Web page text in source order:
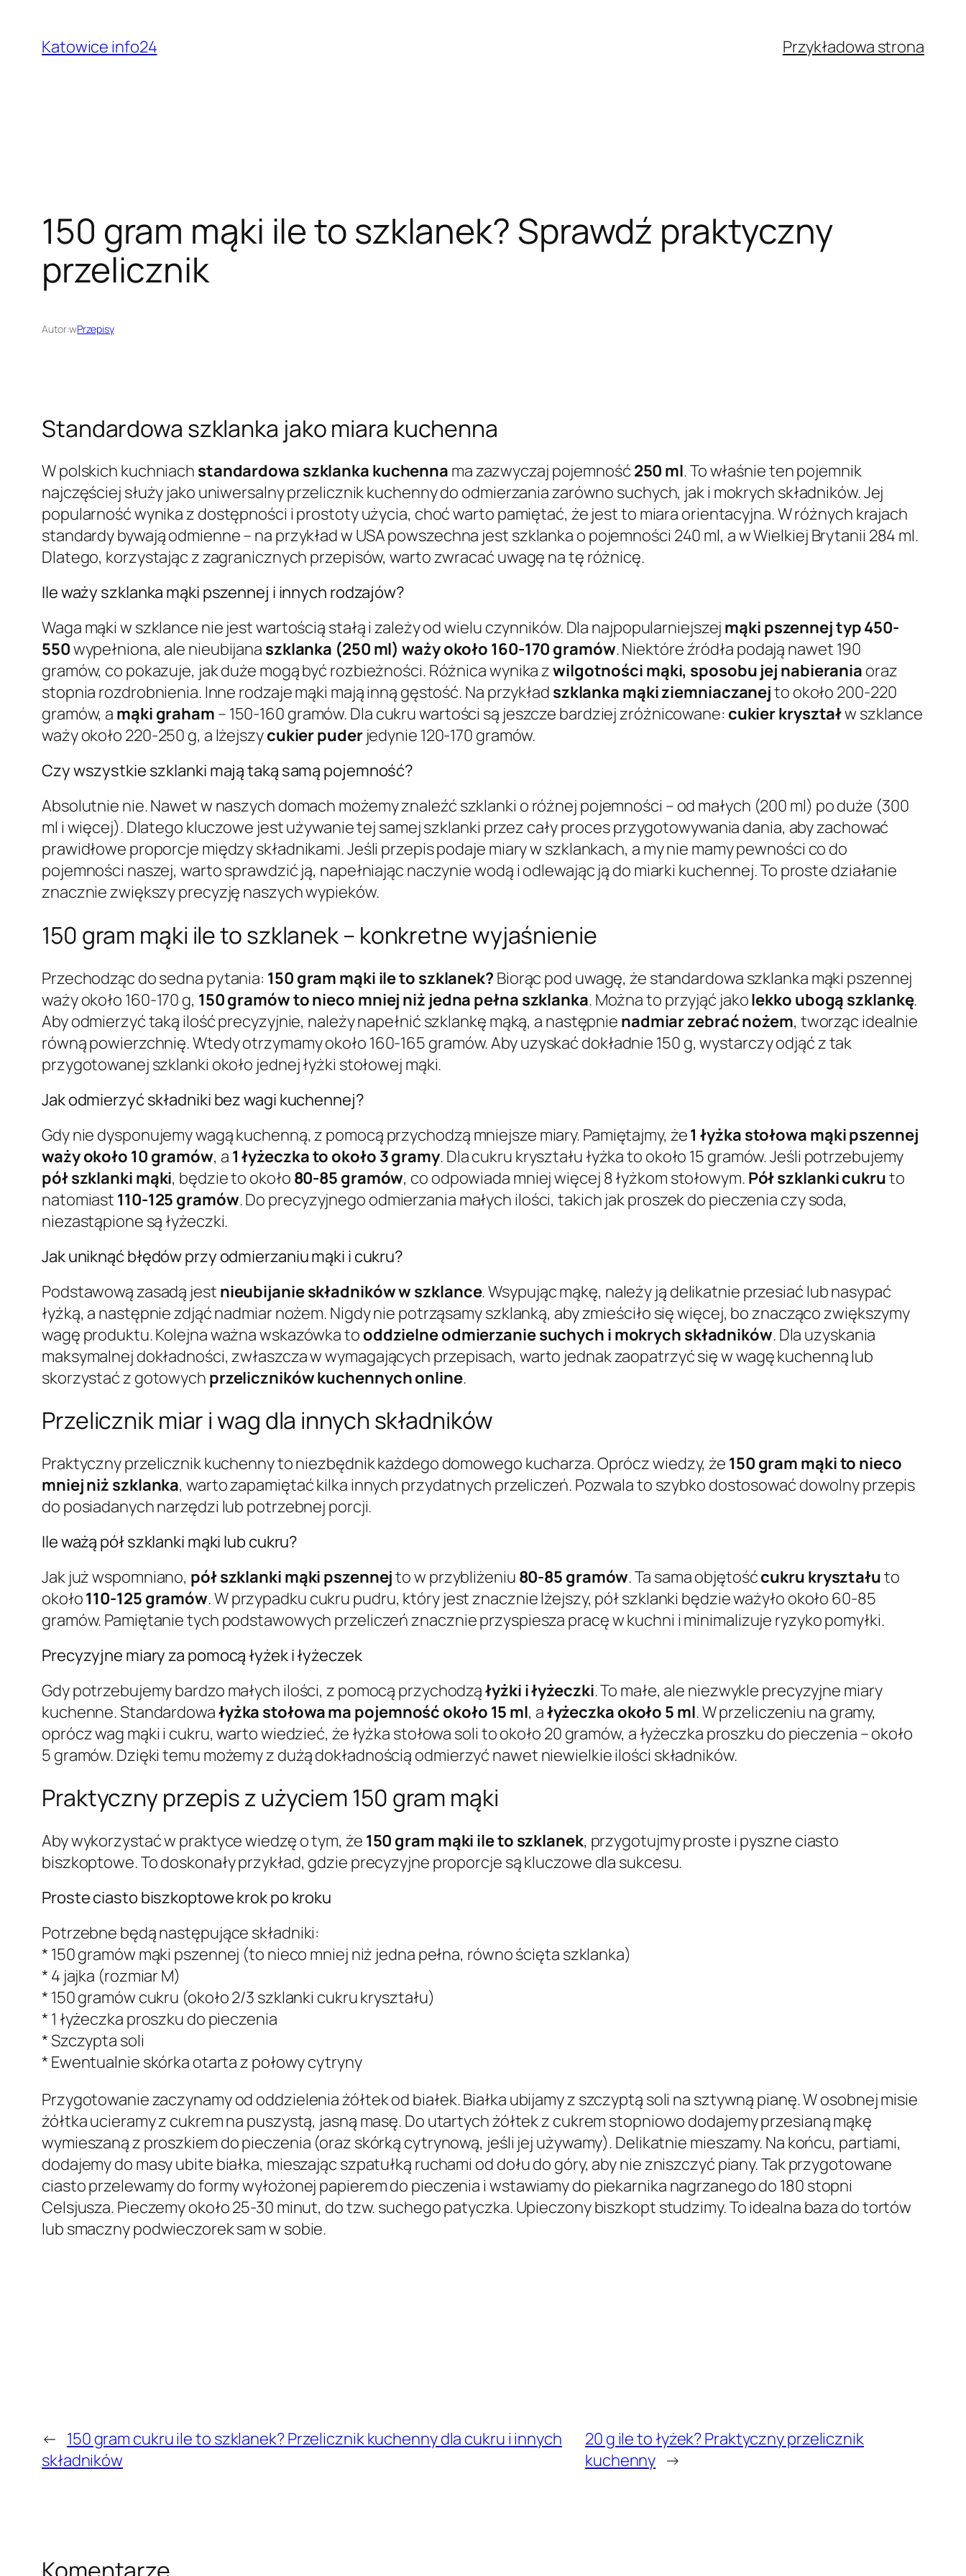
treści
Katowice info24 Przykładowa strona
150 gram mąki ile to szklanek? Sprawdź praktyczny
przelicznik
Autor:wPrzepisy
Standardowa szklanka jako miara kuchenna
W polskich kuchniach standardowa szklanka kuchenna ma zazwyczaj pojemność 250 ml. To właśnie ten pojemnik
najczęściej służy jako uniwersalny przelicznik kuchenny do odmierzania zarówno suchych, jak i mokrych składników. Jej
popularność wynika z dostępności i prostoty użycia, choć warto pamiętać, że jest to miara orientacyjna. W różnych krajach
standardy bywają odmienne – na przykład w USA powszechna jest szklanka o pojemności 240 ml, a w Wielkiej Brytanii 284 ml.
Dlatego, korzystając z zagranicznych przepisów, warto zwracać uwagę na tę różnicę.
Ile waży szklanka mąki pszennej i innych rodzajów?
Waga mąki w szklance nie jest wartością stałą i zależy od wielu czynników. Dla najpopularniejszej mąki pszennej typ 450-
550wypełniona, ale nieubijana szklanka (250 ml) waży około 160-170 gramów. Niektóre źródła podają nawet 190
gramów, co pokazuje, jak duże mogą być rozbieżności. Różnica wynika zwilgotności mąki, sposobu jej nabierania oraz
stopnia rozdrobnienia. Inne rodzaje mąki mają inną gęstość. Na przykład szklanka mąki ziemniaczanejto około 200-220
gramów, a mąki graham – 150-160 gramów. Dla cukru wartości są jeszcze bardziej zróżnicowane: cukier kryształw szklance
waży około 220-250 g, a lżejszycukier puderjedynie 120-170 gramów.
Czy wszystkie szklanki mają taką samą pojemność?
Absolutnie nie. Nawet w naszych domach możemy znaleźć szklanki o różnej pojemności – od małych (200 ml) po duże (300
ml i więcej). Dlatego kluczowe jest używanie tej samej szklanki przez cały proces przygotowywania dania, aby zachować
prawidłowe proporcje między składnikami. Jeśli przepis podaje miary w szklankach, a my nie mamy pewności co do
pojemności naszej, warto sprawdzić ją, napełniając naczynie wodą i odlewając ją do miarki kuchennej. To proste działanie
znacznie zwiększy precyzję naszych wypieków.
150 gram mąki ile to szklanek – konkretne wyjaśnienie
Przechodząc do sedna pytania: 150 gram mąki ile to szklanek? Biorąc pod uwagę, że standardowa szklanka mąki pszennej
waży około 160-170 g, 150 gramów to nieco mniej niż jedna pełna szklanka. Można to przyjąć jakolekko ubogą szklankę.
Aby odmierzyć taką ilość precyzyjnie, należy napełnić szklankę mąką, a następnie nadmiar zebrać nożem, tworząc idealnie
równą powierzchnię. Wtedy otrzymamy około 160-165 gramów. Aby uzyskać dokładnie 150 g, wystarczy odjąć z tak
przygotowanej szklanki około jednej łyżki stołowej mąki.
Jak odmierzyć składniki bez wagi kuchennej?
Gdy nie dysponujemy wagą kuchenną, z pomocą przychodzą mniejsze miary. Pamiętajmy, że1 łyżka stołowa mąki pszennej
waży około 10 gramów, a 1 łyżeczka to około 3 gramy. Dla cukru kryształu łyżka to około 15 gramów. Jeśli potrzebujemy
pół szklanki mąki, będzie to około 80-85 gramów, co odpowiada mniej więcej 8 łyżkom stołowym. Pół szklanki cukruto
natomiast 110-125 gramów. Do precyzyjnego odmierzania małych ilości, takich jak proszek do pieczenia czy soda,
niezastąpione są łyżeczki.
Jak uniknąć błędów przy odmierzaniu mąki i cukru?
Podstawową zasadą jest nieubijanie składników w szklance. Wsypując mąkę, należy ją delikatnie przesiać lub nasypać
łyżką, a następnie zdjąć nadmiar nożem. Nigdy nie potrząsamy szklanką, aby zmieściło się więcej, bo znacząco zwiększymy
wagę produktu. Kolejna ważna wskazówka to oddzielne odmierzanie suchych i mokrych składników. Dla uzyskania
maksymalnej dokładności, zwłaszcza w wymagających przepisach, warto jednak zaopatrzyć się w wagę kuchenną lub
skorzystać z gotowych przeliczników kuchennych online.
Przelicznik miar i wag dla innych składników
Praktyczny przelicznik kuchenny to niezbędnik każdego domowego kucharza. Oprócz wiedzy, że 150 gram mąki to nieco
mniej niż szklanka, warto zapamiętać kilka innych przydatnych przeliczeń. Pozwala to szybko dostosować dowolny przepis
do posiadanych narzędzi lub potrzebnej porcji.
Ile ważą pół szklanki mąki lub cukru?
Jak już wspomniano, pół szklanki mąki pszennejto w przybliżeniu 80-85 gramów. Ta sama objętośćcukru kryształuto
około110-125 gramów. W przypadku cukru pudru, który jest znacznie lżejszy, pół szklanki będzie ważyło około 60-85
gramów. Pamiętanie tych podstawowych przeliczeń znacznie przyspiesza pracę w kuchni i minimalizuje ryzyko pomyłki.
Precyzyjne miary za pomocą łyżek i łyżeczek
Gdy potrzebujemy bardzo małych ilości, z pomocą przychodząłyżki i łyżeczki. To małe, ale niezwykle precyzyjne miary
kuchenne. Standardowałyżka stołowa ma pojemność około 15 ml, ałyżeczka około 5 ml. W przeliczeniu na gramy,
oprócz wag mąki i cukru, warto wiedzieć, że łyżka stołowa soli to około 20 gramów, a łyżeczka proszku do pieczenia – około
5 gramów. Dzięki temu możemy z dużą dokładnością odmierzyć nawet niewielkie ilości składników.
Praktyczny przepis z użyciem 150 gram mąki
Aby wykorzystać w praktyce wiedzę o tym, że 150 gram mąki ile to szklanek, przygotujmy proste i pyszne ciasto
biszkoptowe. To doskonały przykład, gdzie precyzyjne proporcje są kluczowe dla sukcesu.
Proste ciasto biszkoptowe krok po kroku
Potrzebne będą następujące składniki:
* 150 gramów mąki pszennej (to nieco mniej niż jedna pełna, równo ścięta szklanka)
* 4 jajka (rozmiar M)
* 150 gramów cukru (około 2/3 szklanki cukru kryształu)
* 1 łyżeczka proszku do pieczenia
* Szczypta soli
* Ewentualnie skórka otarta z połowy cytryny
Przygotowanie zaczynamy od oddzielenia żółtek od białek. Białka ubijamy z szczyptą soli na sztywną pianę. W osobnej misie
żółtka ucieramy z cukrem na puszystą, jasną masę. Do utartych żółtek z cukrem stopniowo dodajemy przesianą mąkę
wymieszaną z proszkiem do pieczenia (oraz skórką cytrynową, jeśli jej używamy). Delikatnie mieszamy. Na końcu, partiami,
dodajemy do masy ubite białka, mieszając szpatułką ruchami od dołu do góry, aby nie zniszczyć piany. Tak przygotowane
ciasto przelewamy do formy wyłożonej papierem do pieczenia i wstawiamy do piekarnika nagrzanego do 180 stopni
Celsjusza. Pieczemy około 25-30 minut, do tzw. suchego patyczka. Upieczony biszkopt studzimy. To idealna baza do tortów
lub smaczny podwieczorek sam w sobie.
← 150 gram cukru ile to szklanek? Przelicznik kuchenny dla cukru i innych
składników
20 g ile to łyżek? Praktyczny przelicznik
kuchenny →